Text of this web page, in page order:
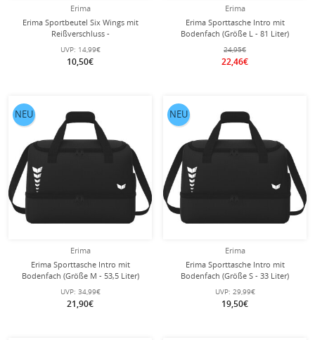
Erima
Erima Sportbeutel Six Wings mit
Reißverschluss -
smaragdgrün/schwarz
UVP: 14,99€
10,50€
Erima
Erima Sporttasche Intro mit
Bodenfach (Größe L - 81 Liter)
schwarz 60x33x41cm
24,95€
22,46€
Erima
Erima Sporttasche Intro mit
Bodenfach (Größe M - 53,5 Liter)
schwarz 50x29x37cm
UVP: 34,99€
21,90€
NEU
Erima
Erima Sporttasche Intro mit
Bodenfach (Größe S - 33 Liter)
schwarz 40x25x33cm
UVP: 29,99€
19,50€
NEU